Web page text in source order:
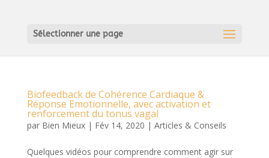
Sélectionner une page
Biofeedback de Cohérence Cardiaque &
Réponse Emotionnelle, avec activation et
renforcement du tonus vagal
par Bien Mieux| Fév 14, 2020 | Articles & Conseils
Quelques vidéos pour comprendre comment agir sur